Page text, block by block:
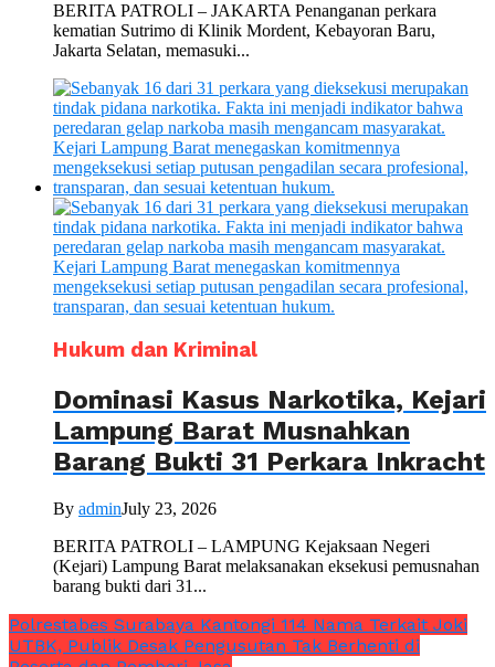
BERITA PATROLI – JAKARTA Penanganan perkara
kematian Sutrimo di Klinik Mordent, Kebayoran Baru,
Jakarta Selatan, memasuki...
Hukum dan Kriminal
Dominasi Kasus Narkotika, Kejari
Lampung Barat Musnahkan
Barang Bukti 31 Perkara Inkracht
By adminJuly 23, 2026
BERITA PATROLI – LAMPUNG Kejaksaan Negeri
(Kejari) Lampung Barat melaksanakan eksekusi pemusnahan
barang bukti dari 31...
Polrestabes Surabaya Kantongi 114 Nama Terkait Joki
UTBK, Publik Desak Pengusutan Tak Berhenti di